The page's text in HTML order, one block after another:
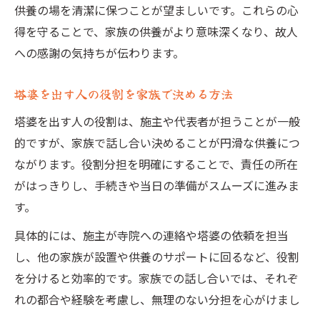
供養の場を清潔に保つことが望ましいです。これらの心
得を守ることで、家族の供養がより意味深くなり、故人
への感謝の気持ちが伝わります。
塔婆を出す人の役割を家族で決める方法
塔婆を出す人の役割は、施主や代表者が担うことが一般
的ですが、家族で話し合い決めることが円滑な供養につ
ながります。役割分担を明確にすることで、責任の所在
がはっきりし、手続きや当日の準備がスムーズに進みま
す。
具体的には、施主が寺院への連絡や塔婆の依頼を担当
し、他の家族が設置や供養のサポートに回るなど、役割
を分けると効率的です。家族での話し合いでは、それぞ
れの都合や経験を考慮し、無理のない分担を心がけまし